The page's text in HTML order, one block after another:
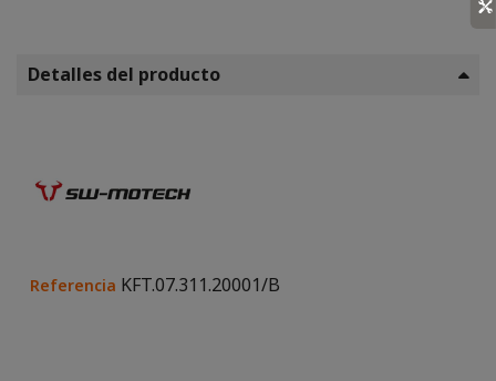
Detalles del producto
Referencia KFT.07.311.20001/B